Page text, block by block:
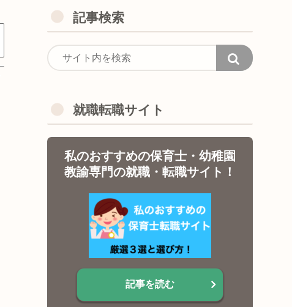
記事検索
就職転職サイト
私のおすすめの保育士・幼稚園
教諭専門の就職・転職サイト！
記事を読む